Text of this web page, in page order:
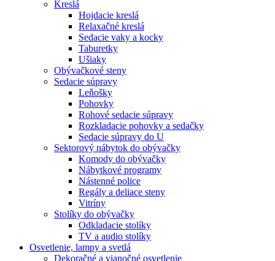
Kreslá
Hojdacie kreslá
Relaxačné kreslá
Sedacie vaky a kocky
Taburetky
Ušiaky
Obývačkové steny
Sedacie súpravy
Leňošky
Pohovky
Rohové sedacie súpravy
Rozkladacie pohovky a sedačky
Sedacie súpravy do U
Sektorový nábytok do obývačky
Komody do obývačky
Nábytkové programy
Nástenné police
Regály a deliace steny
Vitríny
Stolíky do obývačky
Odkladacie stolíky
TV a audio stolíky
Osvetlenie, lampy a svetlá
Dekoračné a vianočné osvetlenie